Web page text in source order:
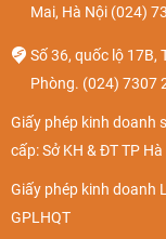
Mai, Hà Nội (024)
Số 36, quốc lộ 17B,
Phòng. (024) 7307
Giấy phép kinh doanh
cấp: Sở KH & ĐT TP Hà
Giấy phép kinh doanh
GPLHQT